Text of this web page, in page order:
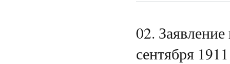
02.
сентября